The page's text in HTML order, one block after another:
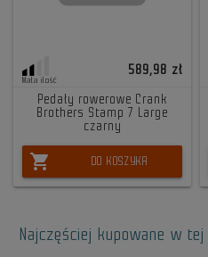
Mała ilość
589,98 zł
Pedały rowerowe Crank
Brothers Stamp 7 Large
czarny
shopping_cart DO KOSZYKA
Najczęściej kupowane w tej